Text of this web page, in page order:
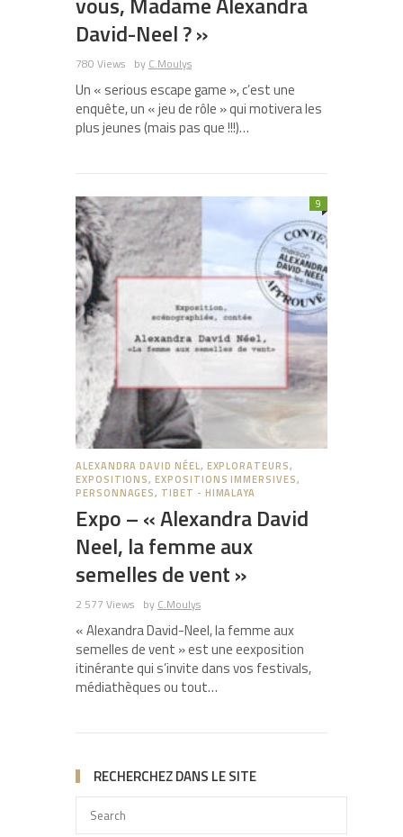
David-Neel ? »
780 Views by C.Moulys
Un « serious escape game », c’est une
enquête, un « jeu de rôle » qui motivera les
plus jeunes (mais pas que !!!)…
ALEXANDRA DAVID NÉEL, EXPLORATEURS,
EXPOSITIONS,EXPOSITIONS IMMERSIVES,
PERSONNAGES, TIBET - HIMALAYA
Expo – « Alexandra David
Neel, la femme aux
semelles de vent »
2 577 Views
9
by C.Moulys
« Alexandra David-Neel, la femme aux
semelles de vent » est une eexposition
itinérante qui s’invite dans vos festivals,
médiathèques ou tout…
RECHERCHEZ DANS LE SITE